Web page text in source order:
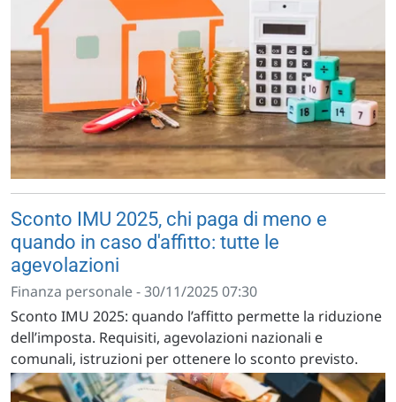
Sconto IMU 2025, chi paga di meno e
quando in caso d'affitto: tutte le
agevolazioni
Finanza personale - 30/11/2025 07:30
Sconto IMU 2025: quando l’affitto permette la riduzione
dell’imposta. Requisiti, agevolazioni nazionali e
comunali, istruzioni per ottenere lo sconto previsto.